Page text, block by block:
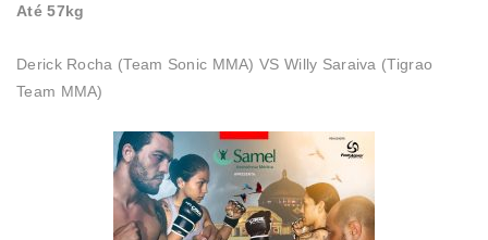
Até 57kg
Derick Rocha (Team Sonic MMA) VS Willy Saraiva (Tigrao
Team MMA)